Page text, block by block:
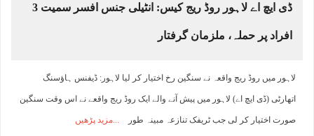
ڈی ایچ اے لاہور روڈ ریج کیس: انٹیلی جنس افسر سمیت 3
افراد پر حملہ، ملزمان گرفتار
لاہور میں روڈ ریج واقعہ نے سنگین رخ اختیار کر لیا لاہور: ڈیفنس ہاؤسنگ
اتھارٹی (ڈی ایچ اے) لاہور میں پیش آنے والے ایک روڈ ریج واقعے نے اس وقت سنگین
صورت اختیار کر لی جب ٹریفک تنازعہ مبینہ طور مزید پڑھیں